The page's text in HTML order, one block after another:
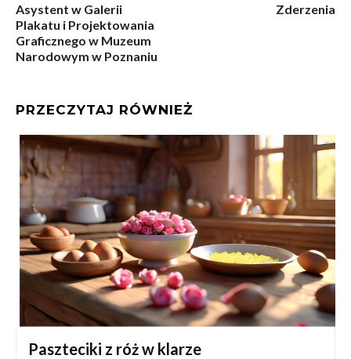
Asystent w Galerii
Plakatu i Projektowania
Graficznego w Muzeum
Narodowym w Poznaniu
Zderzenia
PRZECZYTAJ RÓWNIEŻ
Paszteciki z róż w klarze